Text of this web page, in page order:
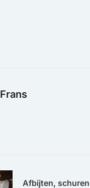
Frans
Afbijten,